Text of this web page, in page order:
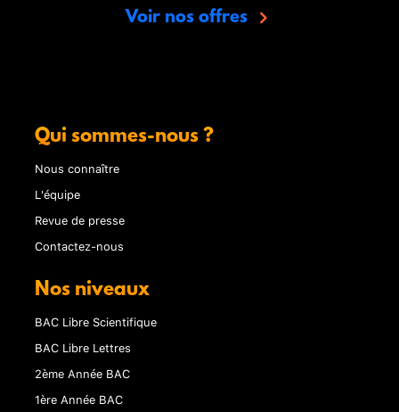
Voir nos offres
Qui sommes-nous ?
Nous connaître
L'équipe
Revue de presse
Contactez-nous
Nos niveaux
BAC Libre Scientifique
BAC Libre Lettres
2ème Année BAC
1ère Année BAC